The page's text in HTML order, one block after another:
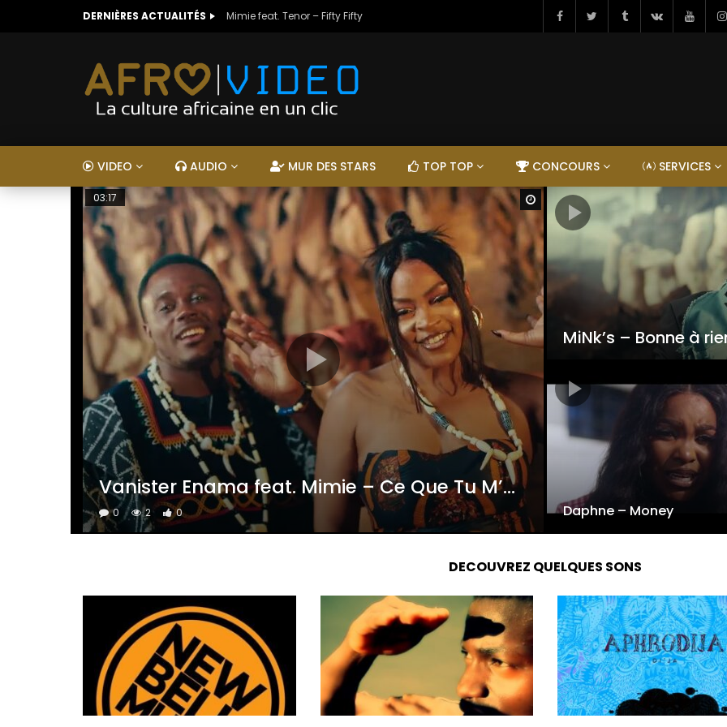
DERNIÈRES ACTUALITÉS Mimie feat. Tenor – Fifty Fifty
VIDEO AUDIO MUR DES STARS TOP TOP CONCOURS SERVICES
Regarder Plus Tard
03:17
Vanister Enama feat. Mimie – Ce Que Tu M’as Tchoko
0 2 0
MiNk’s – Bonne à
Daphne – Money
DECOUVREZ QUELQUES SONS